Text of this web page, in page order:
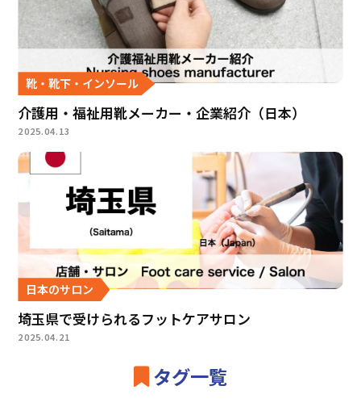
靴・靴下・インソール
介護用・福祉用靴メーカー・企業紹介（日本）
2025.04.13
日本のサロン
埼玉県で受けられるフットケアサロン
2025.04.21
タグ一覧